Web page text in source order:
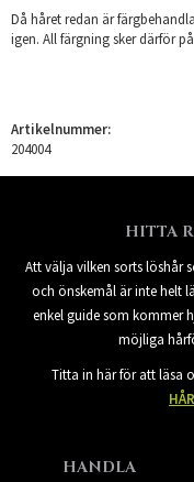
Då håret redan är
igen. All färgning sker därför
Artikelnummer:
204004
HITTA
Att välja vilken sorts löshår
och önskemål är inte helt
enkel guide som kommer
möjliga
Titta in här för att läsa
HANDLA